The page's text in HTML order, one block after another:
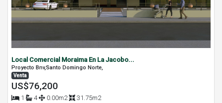
Local Comercial Moraima En La Jacobo...
Proyecto Bnv,Santo Domingo Norte,
Venta
US$76,200
1 4 0.00m2 31.75m2